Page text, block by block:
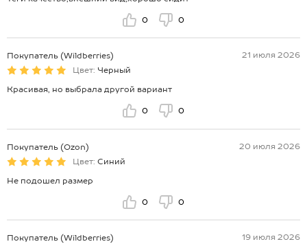
0 0
Покупатель (Wildberries)
21 июля 2026
Цвет: Черный
Красивая, но выбрала другой вариант
0 0
Покупатель (Ozon)
20 июля 2026
Цвет: Синий
Не подошел размер
0 0
Покупатель (Wildberries)
19 июля 2026